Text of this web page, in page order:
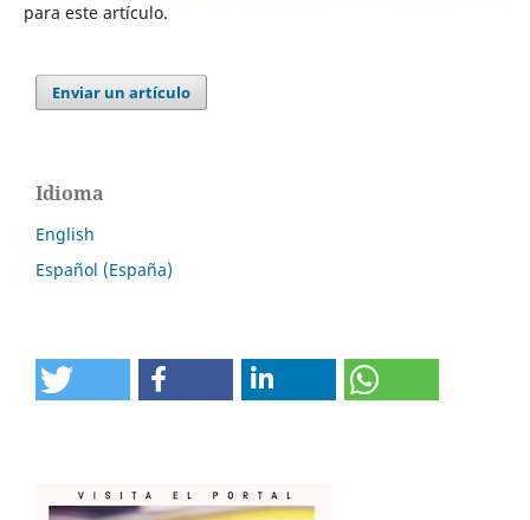
para este artículo.
Enviar un artículo
Idioma
English
Español (España)